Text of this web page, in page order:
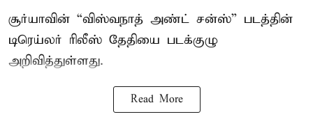
சூர்யாவின் “விஸ்வநாத் அண்ட் சன்ஸ்” படத்தின்
டிரெய்லர் ரிலீஸ் தேதியை படக்குழு
அறிவித்துள்ளது.
Read More